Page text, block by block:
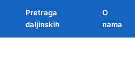
Pretraga
daljinskih
O
nama